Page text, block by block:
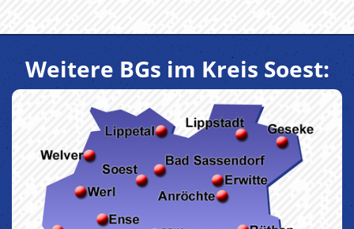
Weitere BGs im Kreis Soest: